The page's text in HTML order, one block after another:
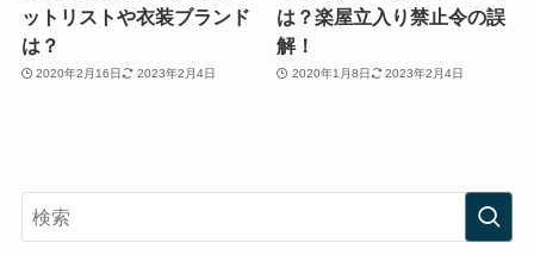
ットリストや衣装ブランド
は？
2020年2月16日 2023年2月4日
は？楽屋立入り禁止令の誤
解！
2020年1月8日 2023年2月4日